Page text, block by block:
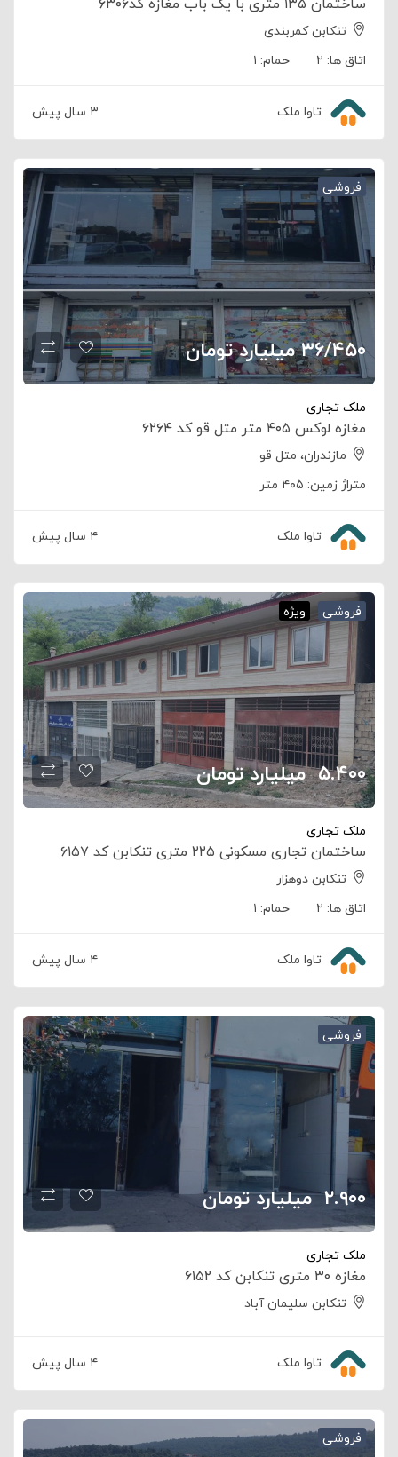
ساختمان ۱۳۵ متری با یک باب مغازه کد۶۳۰۶
تنکابن کمربندی
اتاق ها: ۲ حمام: ۱
تاوا ملک ۳ سال پیش
فروشی
۳۶/۴۵۰ میلیارد تومان
ملک تجاری
مغازه لوکس ۴۰۵ متر متل قو کد ۶۲۶۴
مازندران، متل قو
متراژ زمین: ۴۰۵ متر
تاوا ملک ۴ سال پیش
فروشی ویژه
۵.۴۰۰‌ ‍ ‌‌‌‌میلیارد تومان
ملک تجاری
ساختمان تجاری مسکونی ۲۲۵ متری تنکابن کد ۶۱۵۷
تنکابن دوهزار
اتاق ها: ۲ حمام: ۱
تاوا ملک ۴ سال پیش
فروشی
۲.۹۰۰‌ ‍ ‌‌‌‌میلیارد تومان
ملک تجاری
مغازه ۳۰ متری تنکابن کد ۶۱۵۲
تنکابن سلیمان آباد
تاوا ملک ۴ سال پیش
فروشی